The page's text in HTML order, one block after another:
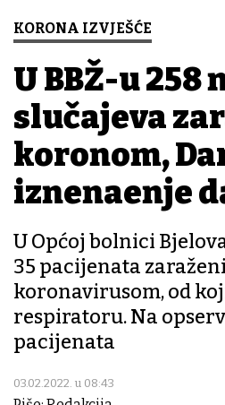
KORONA IZVJEŠĆE
U BBŽ-u 258
slučajeva
koronom,
iznenađenje
U Općoj bolnici
35 pacijenata
koronavirusom, od
respiratoru. Na
pacijenata
03.02.2022. u 08:43